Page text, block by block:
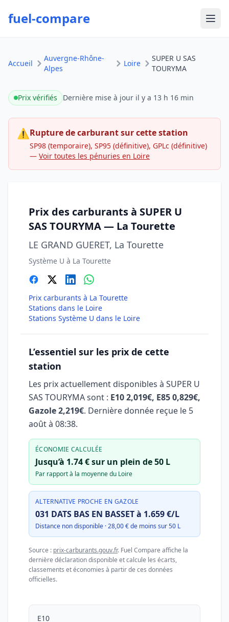
fuel-compare
Accueil
Auvergne-Rhône-
Alpes
Loire
SUPER U SAS
TOURYMA
Prix vérifiés Dernière mise à jour il y a 13 h 16 min
⚠Rupture de carburant sur cette station
SP98 (temporaire), SP95 (définitive), GPLc (définitive)
— Voir toutes les pénuries en Loire
Prix des carburants à SUPER U
SAS TOURYMA — La Tourette
LE GRAND GUERET, La Tourette
Système U à La Tourette
Prix carburants à La Tourette
Stations dans le Loire
Stations Système U dans le Loire
L’essentiel sur les prix de cette
station
Les prix actuellement disponibles à SUPER U
SAS TOURYMA sont : E10 2,019€, E85 0,829€,
Gazole 2,219€. Dernière donnée reçue le 5
août à 08:38.
ÉCONOMIE CALCULÉE
Jusqu’à 1.74 € sur un plein de 50 L
Par rapport à la moyenne du Loire
ALTERNATIVE PROCHE EN GAZOLE
031 DATS BAS EN BASSET à 1.659 €/L
Distance non disponible · 28,00 € de moins sur 50 L
Source : prix-carburants.gouv.fr. Fuel Compare affiche la
dernière déclaration disponible et calcule les écarts,
classements et économies à partir de ces données
officielles.
E10